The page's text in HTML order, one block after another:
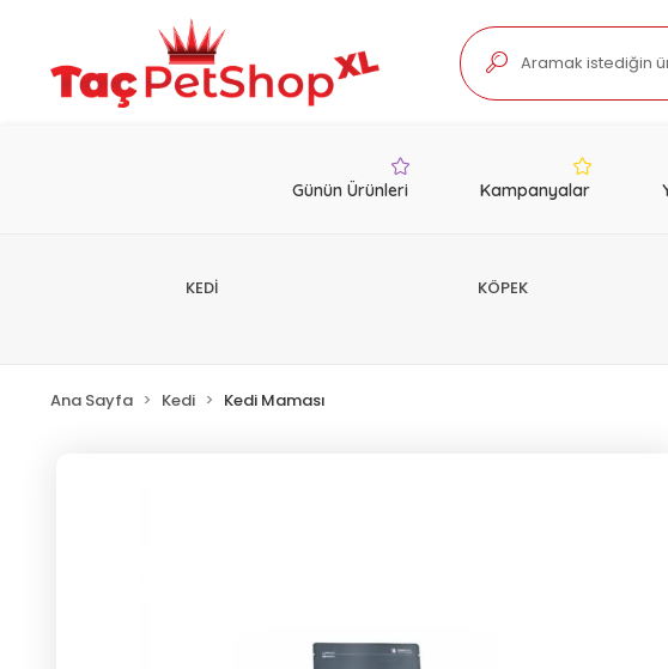
Günün Ürünleri Kampanyalar
KEDİ KÖPEK
Ana Sayfa Kedi Kedi Maması